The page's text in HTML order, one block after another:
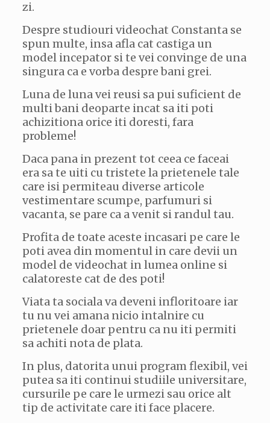
zi.
Despre studiouri videochat Constanta se
spun multe, insa afla cat castiga un
model incepator si te vei convinge de una
singura ca e vorba despre bani grei.
Luna de luna vei reusi sa pui suficient de
multi bani deoparte incat sa iti poti
achizitiona orice iti doresti, fara
probleme!
Daca pana in prezent tot ceea ce faceai
era sa te uiti cu tristete la prietenele tale
care isi permiteau diverse articole
vestimentare scumpe, parfumuri si
vacanta, se pare ca a venit si randul tau.
Profita de toate aceste incasari pe care le
poti avea din momentul in care devii un
model de videochat in lumea online si
calatoreste cat de des poti!
Viata ta sociala va deveni infloritoare iar
tu nu vei amana nicio intalnire cu
prietenele doar pentru ca nu iti permiti
sa achiti nota de plata.
In plus, datorita unui program flexibil, vei
putea sa iti continui studiile universitare,
cursurile pe care le urmezi sau orice alt
tip de activitate care iti face placere.